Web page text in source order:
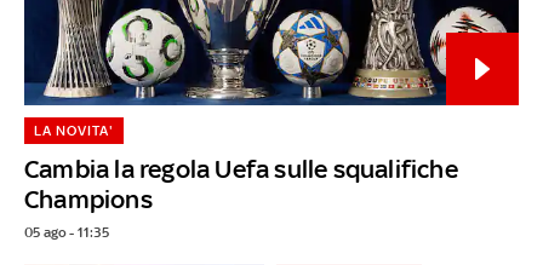
Cambia la regola Uefa sulle squalifiche
Champions
LA NOVITA'
05 ago - 11:35